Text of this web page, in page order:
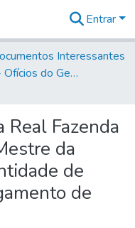
Entrar
Interessantes
Volume 84 - Ofícios do General Martins Lopes de Saldanha (Governador da Capitania): 1782- 1786
Real Fazenda
da
de
de